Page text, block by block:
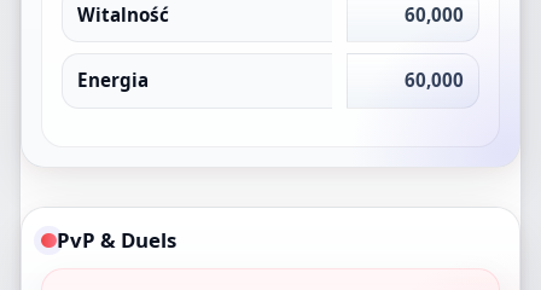
Witalność 60,000
Energia 60,000
PvP & Duels